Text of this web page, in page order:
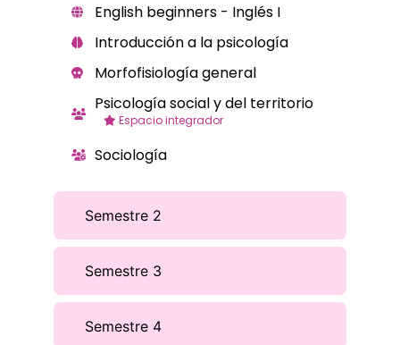
Semestre 2
Semestre 3
Semestre 4
English beginners - Inglés I
Introducción a la psicología
Morfofisiología general
Psicología social y del territorio
Espacio integrador
Sociología